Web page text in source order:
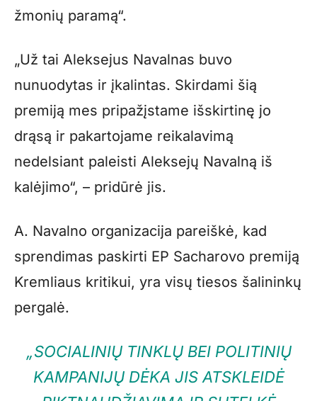
žmonių paramą“.
„Už tai Aleksejus Navalnas buvo
nunuodytas ir įkalintas. Skirdami šią
premiją mes pripažįstame išskirtinę jo
drąsą ir pakartojame reikalavimą
nedelsiant paleisti Aleksejų Navalną iš
kalėjimo“, – pridūrė jis.
A. Navalno organizacija pareiškė, kad
sprendimas paskirti EP Sacharovo premiją
Kremliaus kritikui, yra visų tiesos šalininkų
pergalė.
„SOCIALINIŲ TINKLŲ BEI POLITINIŲ
KAMPANIJŲ DĖKA JIS ATSKLEIDĖ